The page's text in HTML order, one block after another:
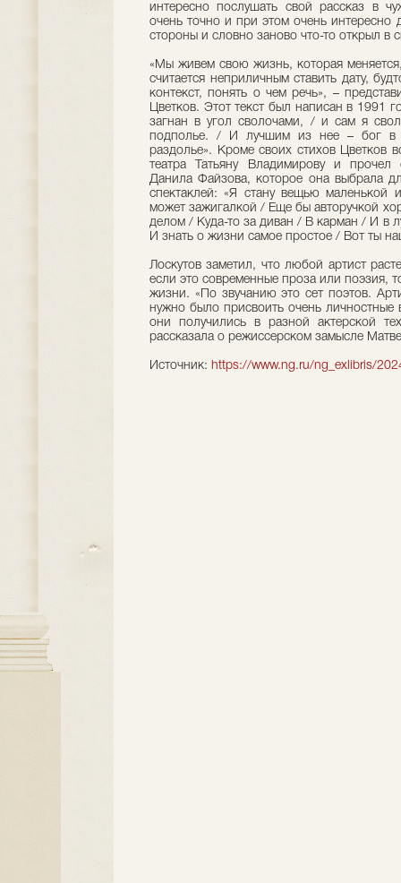
интересно послушать свой рассказ в
очень точно и при этом очень интересно
стороны и словно заново что-то открыл в
«Мы живем свою жизнь, которая
считается неприличным ставить дату,
контекст, понять о чем речь», –
Цветков. Этот текст был написан в 1991
загнан в угол сволочами, / и сам я
подполье. / И лучшим из нее – бог в
раздолье». Кроме своих стихов Цветков
театра Татьяну Владимирову и прочел
Данила Файзова, которое она выбрала
спектаклей: «Я стану вещью
может зажигалкой / Еще бы авторучкой
делом / Куда-то за диван / В карман / И в
И знать о жизни самое простое / Вот ты
Лоскутов заметил, что любой артист
если это современные проза или поэзия,
жизни. «По звучанию это сет поэтов.
нужно было присвоить очень
они получились в разной актерской
рассказала о режиссерском замысле
Источник: https://www.ng.ru/ng_exlibris/